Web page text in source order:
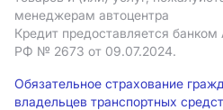
менеджерам автоцентра
Кредит предоставляется банком
РФ № 2673 от 09.07.2024.
Обязательное страхование
владельцев транспортных